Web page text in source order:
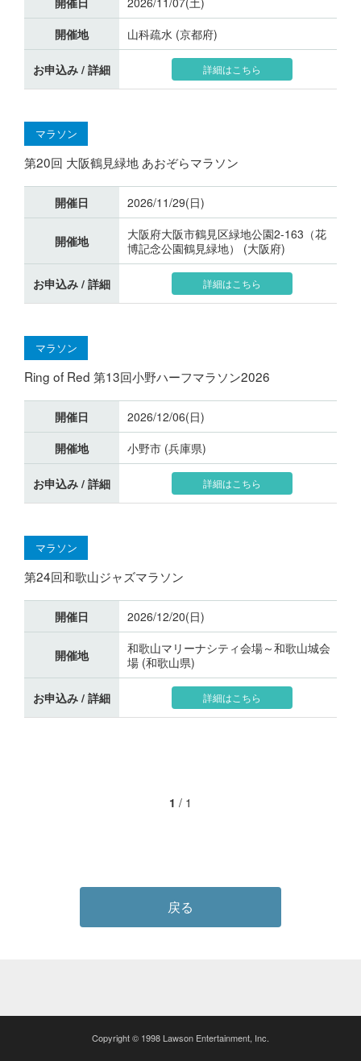
開催地
山科疏水 (京都府)
お申込み / 詳細 詳細はこちら
マラソン
第20回 大阪鶴見緑地 あおぞらマラソン
開催日 2026/11/29(日)
開催地
大阪府大阪市鶴見区緑地公園2-163（花
博記念公園鶴見緑地） (大阪府)
お申込み / 詳細 詳細はこちら
マラソン
Ring of Red 第13回小野ハーフマラソン2026
開催日
2026/12/06(日)
開催地
小野市 (兵庫県)
お申込み / 詳細 詳細はこちら
マラソン
第24回和歌山ジャズマラソン
開催日 2026/12/20(日)
開催地
和歌山マリーナシティ会場～和歌山城会
場 (和歌山県)
お申込み / 詳細 詳細はこちら
1 / 1
戻る
Copyright © 1998 Lawson Entertainment, Inc.